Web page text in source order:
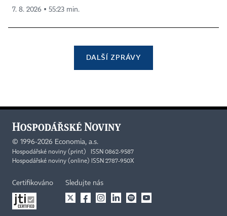
7. 8. 2026 ▪ 55:23 min.
DALŠÍ ZPRÁVY
© 1996-2026 Economia, a.s.
Hospodářské noviny (print) ISSN 0862-9587
Hospodářské noviny (online) ISSN 2787-950X
Certifikováno Sledujte nás